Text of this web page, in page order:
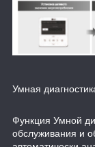
Умная
Функция Умной
обслуживания и